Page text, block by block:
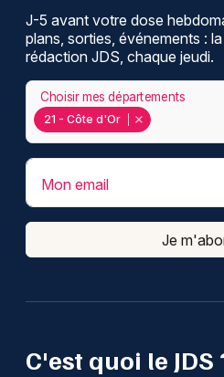
C'est quoi le JDS
J-5 avant votre dose
plans, sorties, événements :
rédaction JDS, chaque jeudi.
21 - Côte d'Or
Choisir mes départements
Mon email
Je